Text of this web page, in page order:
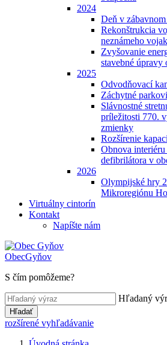
2024
Deň v
Rekonštrukcia
neznámeho
Zvyšovanie
stavebné úpravy
2025
Odvodňovací
Záchytné
Slávnostné
príležitosti 770.
zmienky
Rozšírenie
Obnova
defibrilátora v
2026
Olympijské hry
Mikroregiónu
Virtuálny cintorín
Kontakt
Napíšte nám
ObecGyňov
S čím pomôžeme?
Hľadaný
Hľadať
rozšírené vyhľadávanie